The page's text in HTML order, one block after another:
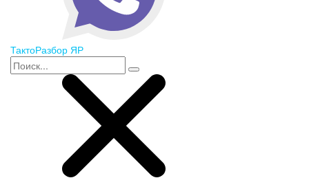
ТактоРазбор ЯР